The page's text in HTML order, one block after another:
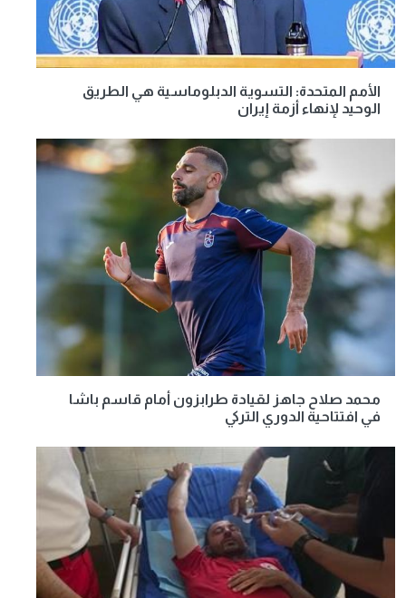
الأمم المتحدة: التسوية الدبلوماسية هي الطريق
الوحيد لإنهاء أزمة إيران
محمد صلاح جاهز لقيادة طرابزون أمام قاسم باشا
في افتتاحية الدوري التركي